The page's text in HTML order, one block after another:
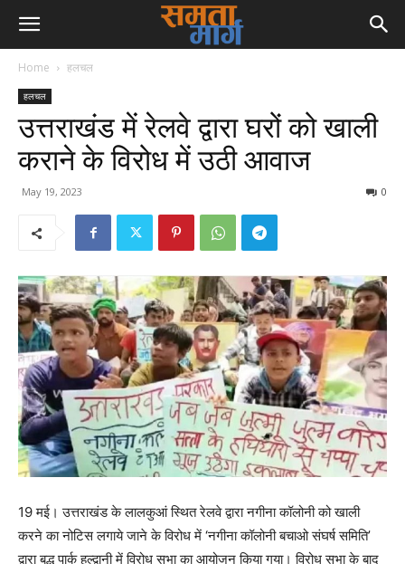
Home हलचल
हलचल
उत्तराखंड में रेलवे द्वारा घरों को खाली
कराने के विरोध में उठी आवाज
May 19, 2023 0
19 मई। उत्तराखंड के लालकुआं स्थित रेलवे द्वारा नगीना कॉलोनी को खाली
करने का नोटिस लगाये जाने के विरोध में ‘नगीना कॉलोनी बचाओ संघर्ष समिति’
द्वारा बुद्ध पार्क हल्द्वानी में विरोध सभा का आयोजन किया गया। विरोध सभा के बाद